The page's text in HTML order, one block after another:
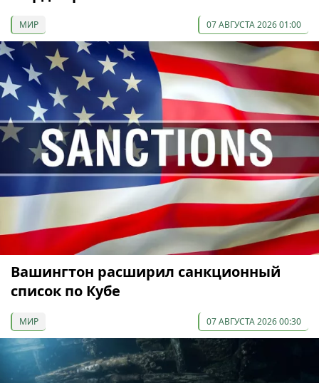
МИР 07 АВГУСТА 2026 01:00
Вашингтон расширил санкционный
список по Кубе
МИР 07 АВГУСТА 2026 00:30